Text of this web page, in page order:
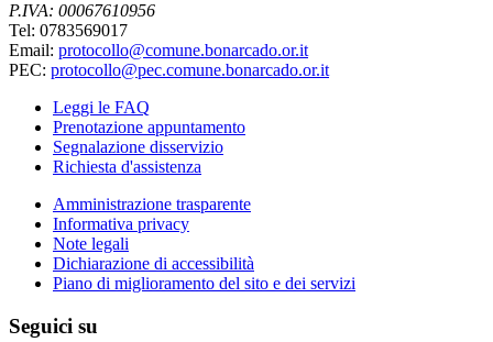
P.IVA: 00067610956
Tel: 0783569017
Email: protocollo@comune.bonarcado.or.it
PEC: protocollo@pec.comune.bonarcado.or.it
Leggi le FAQ
Prenotazione appuntamento
Segnalazione disservizio
Richiesta d'assistenza
Amministrazione trasparente
Informativa privacy
Note legali
Dichiarazione di accessibilità
Piano di miglioramento del sito e dei servizi
Seguici su